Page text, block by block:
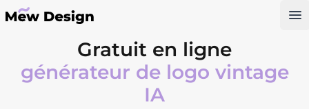
Gratuit en ligne
générateur de logo vintage
IA